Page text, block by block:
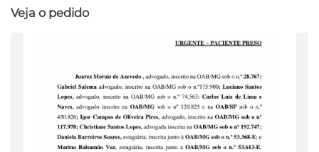
Veja o pedido